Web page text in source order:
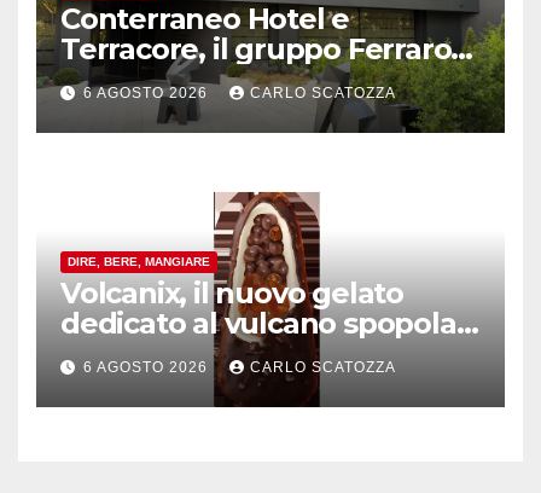
Conterraneo Hotel e
Terracore, il gruppo Ferraro
amplia l’ ospitalità e il gusto
alle porte di Caserta
6 AGOSTO 2026 CARLO SCATOZZA
DIRE, BERE, MANGIARE
Volcanix, il nuovo gelato
dedicato al vulcano spopola,
è nato a Caivano
6 AGOSTO 2026 CARLO SCATOZZA